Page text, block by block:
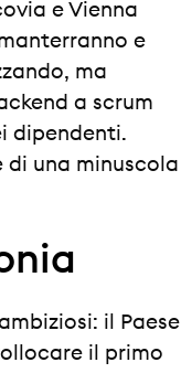
e Vienna
e
ma
a scrum
dipendenti.
una minuscola
il Paese
il primo